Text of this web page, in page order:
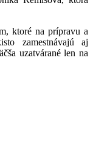
ktoré na prípravu a
zamestnávajú aj
uzatvárané len na